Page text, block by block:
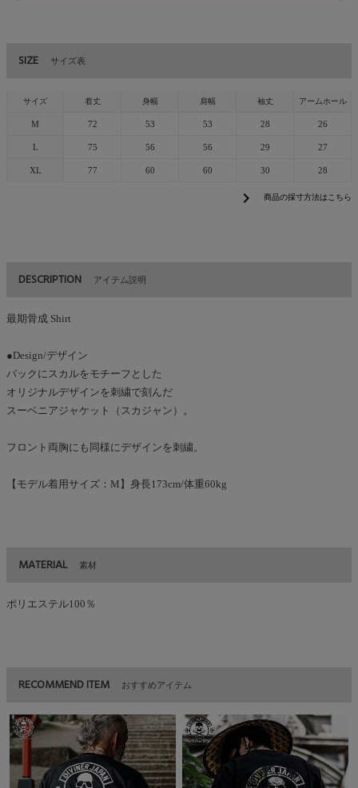
SIZE サイズ表
サイズ 着丈 身幅 肩幅 袖丈 アームホール
M 72 53 53 28 26
L 75 56 56 29 27
XL 77 60 60 30 28
chevron_right 商品の採寸方法はこちら
DESCRIPTION アイテム説明
最期骨成 Shirt
●Design/デザイン
バックにスカルをモチーフとした
オリジナルデザインを刺繍で刻んだ
スーベニアジャケット（スカジャン）。
フロント両胸にも同様にデザインを刺繍。
【モデル着用サイズ：M】身長173cm/体重60kg
MATERIAL 素材
ポリエステル100％
RECOMMEND ITEM おすすめアイテム